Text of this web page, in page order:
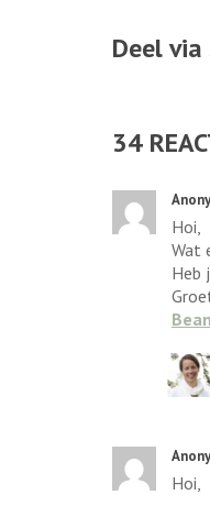
Deel
34
Hoi,
Wat
Heb
Hoi,